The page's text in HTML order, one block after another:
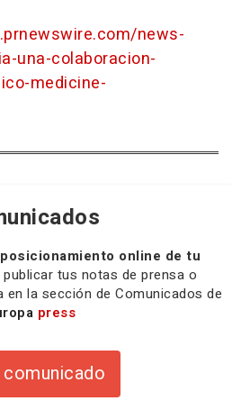
news-
una-colaboracion-
medicine-
online de tu
tus notas de prensa o
la sección de Comunicados de
press
comunicado